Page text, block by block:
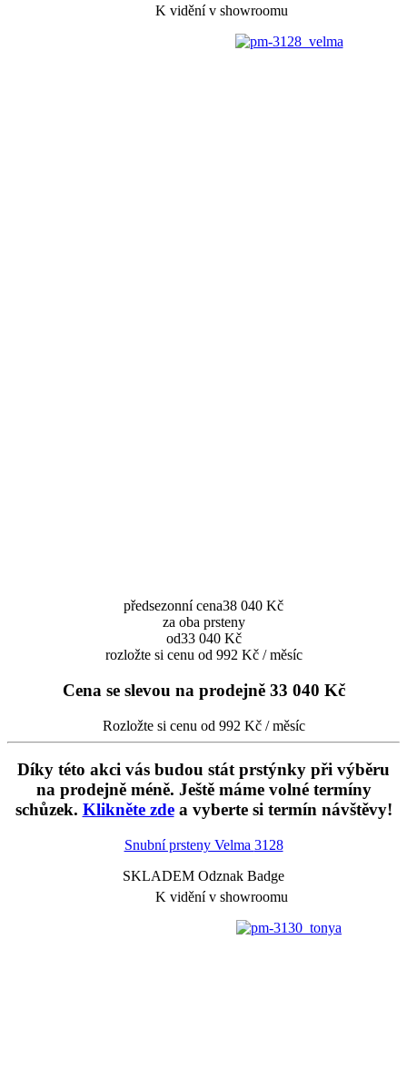
K vidění v showroomu
předsezonní cena38 040 Kč
za oba prsteny
od33 040 Kč
rozložte si cenu od 992 Kč / měsíc
Cena se slevou na prodejně 33 040 Kč
Rozložte si cenu od 992 Kč / měsíc
Díky této akci vás budou stát prstýnky při výběru
na prodejně méně. Ještě máme volné termíny
schůzek. Klikněte zdea vyberte si termín návštěvy!
Snubní prsteny Velma 3128
SKLADEM Odznak Badge
K vidění v showroomu